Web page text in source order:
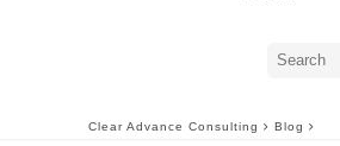
Clear Advance Consulting Blog